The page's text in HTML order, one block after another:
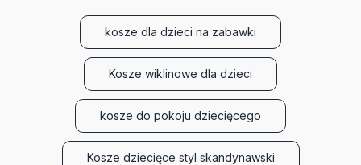
kosze dla dzieci na zabawki
Kosze wiklinowe dla dzieci
kosze do pokoju dziecięcego
Kosze dziecięce styl skandynawski